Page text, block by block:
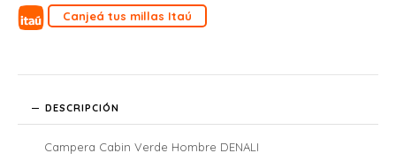
Canjeá tus millas Itaú
DESCRIPCIÓN
Campera Cabin Verde Hombre DENALI